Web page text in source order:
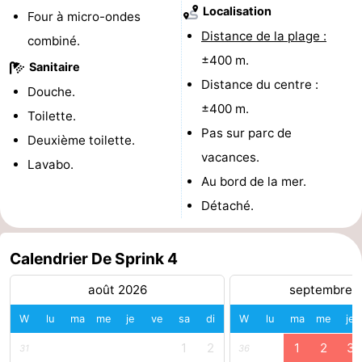
Kop
Schouwen
-
Veere
Nature
Oranjezon
-
Oostkapelle
Nature
Walcherse
Dishoek
Four à micro-ondes
combiné.
Sanitaire
Douche.
Toilette.
Deuxième toilette.
Lavabo.
Localisation
Distance de la plage :
±400 m.
Distance du centre :
±400 m.
Pas sur parc de
vacances.
Au bord de la mer.
Détaché.
Calendrier De Sprink 4
août 2026
W lu ma me je ve sa di
31 1 2
septembre
W lu ma me je
36 1 2 3